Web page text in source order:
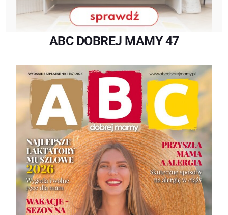
ABC DOBREJ MAMY 47